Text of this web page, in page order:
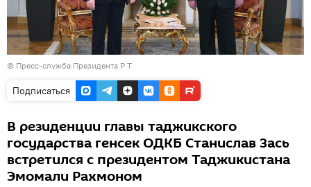
© Пресс-служба Президента Р Т
Подписаться
В резиденции главы таджикского
государства генсек ОДКБ Станислав Зась
встретился с президентом Таджикистана
Эмомали Рахмоном